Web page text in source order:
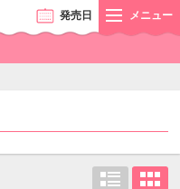
発売日 メニュー